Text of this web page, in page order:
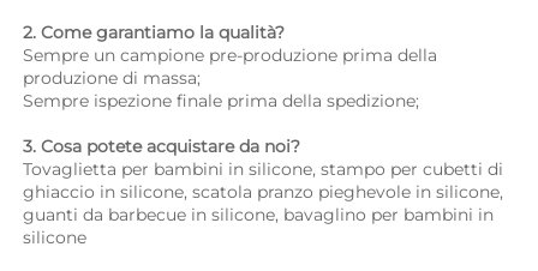
2. Come garantiamo la qualità?
Sempre un campione pre-produzione prima della
produzione di massa;
Sempre ispezione finale prima della spedizione;
3. Cosa potete acquistare da noi?
Tovaglietta per bambini in silicone, stampo per cubetti di
ghiaccio in silicone, scatola pranzo pieghevole in silicone,
guanti da barbecue in silicone, bavaglino per bambini in
silicone